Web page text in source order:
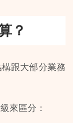
？
跟大部分業務
來區分：